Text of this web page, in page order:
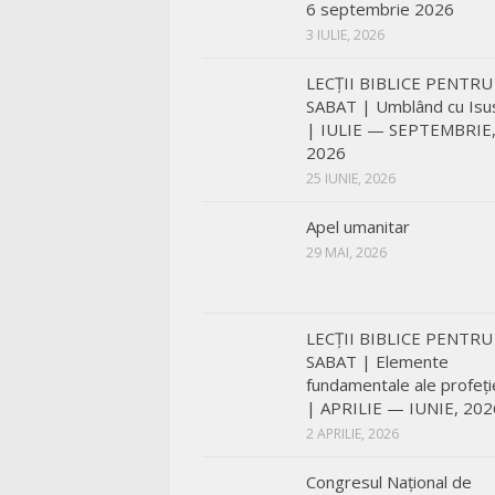
Biserica Luptătoare
6 septembrie 2026
3 IULIE, 2026
LECŢII BIBLICE PENTRU
SABAT | Umblând cu
| IULIE — SEPTEMBRIE,
2026
25 IUNIE, 2026
Apel umanitar
29 MAI, 2026
LECŢII BIBLICE PENTRU
SABAT | Elemente
fundamentale ale
| APRILIE — IUNIE,
2 APRILIE, 2026
Congresul Național de